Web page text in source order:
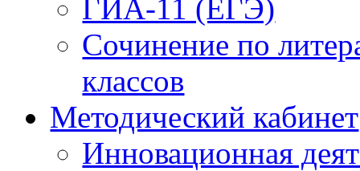
ГИА-11 (ЕГЭ)
Сочинение по
классов
Методический кабинет
Инновационная